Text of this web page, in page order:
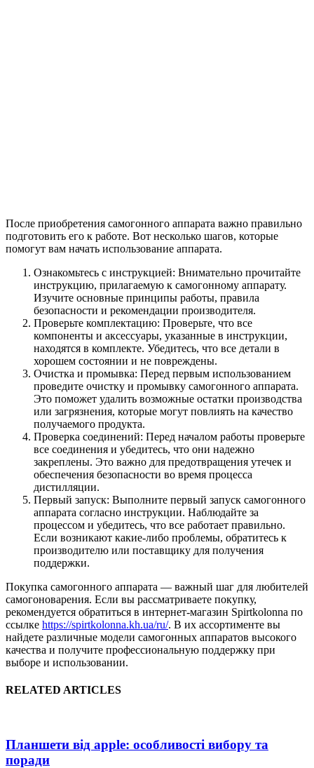
После приобретения самогонного аппарата важно правильно
подготовить его к работе. Вот несколько шагов, которые
помогут вам начать использование аппарата.
Ознакомьтесь с инструкцией: Внимательно прочитайте
инструкцию, прилагаемую к самогонному аппарату.
Изучите основные принципы работы, правила
безопасности и рекомендации производителя.
Проверьте комплектацию: Проверьте, что все
компоненты и аксессуары, указанные в инструкции,
находятся в комплекте. Убедитесь, что все детали в
хорошем состоянии и не повреждены.
Очистка и промывка: Перед первым использованием
проведите очистку и промывку самогонного аппарата.
Это поможет удалить возможные остатки производства
или загрязнения, которые могут повлиять на качество
получаемого продукта.
Проверка соединений: Перед началом работы проверьте
все соединения и убедитесь, что они надежно
закреплены. Это важно для предотвращения утечек и
обеспечения безопасности во время процесса
дистилляции.
Первый запуск: Выполните первый запуск самогонного
аппарата согласно инструкции. Наблюдайте за
процессом и убедитесь, что все работает правильно.
Если возникают какие-либо проблемы, обратитесь к
производителю или поставщику для получения
поддержки.
Покупка самогонного аппарата — важный шаг для любителей
самогоноварения. Если вы рассматриваете покупку,
рекомендуется обратиться в интернет-магазин Spirtkolonna по
ссылке https://spirtkolonna.kh.ua/ru/. В их ассортименте вы
найдете различные модели самогонных аппаратов высокого
качества и получите профессиональную поддержку при
выборе и использовании.
RELATED ARTICLES
Планшети від apple: особливості вибору та
поради